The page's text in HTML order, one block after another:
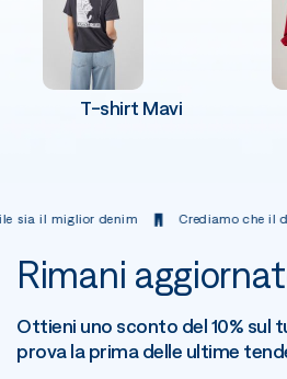
T-shirt Mavi
il miglior denim Crediamo che il
Rimani
Ottieni uno sconto del 10% sul
prova la prima delle ultime